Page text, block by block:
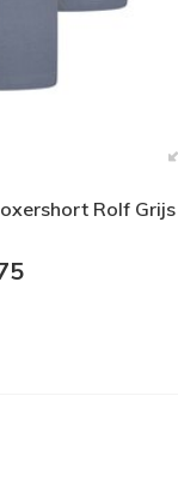
Rolf Grijs